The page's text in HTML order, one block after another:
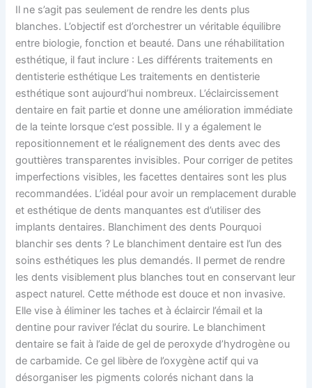
Il ne s’agit pas seulement de rendre les dents plus
blanches. L’objectif est d’orchestrer un véritable équilibre
entre biologie, fonction et beauté. Dans une réhabilitation
esthétique, il faut inclure : Les différents traitements en
dentisterie esthétique Les traitements en dentisterie
esthétique sont aujourd’hui nombreux. L’éclaircissement
dentaire en fait partie et donne une amélioration immédiate
de la teinte lorsque c’est possible. Il y a également le
repositionnement et le réalignement des dents avec des
gouttières transparentes invisibles. Pour corriger de petites
imperfections visibles, les facettes dentaires sont les plus
recommandées. L’idéal pour avoir un remplacement durable
et esthétique de dents manquantes est d’utiliser des
implants dentaires. Blanchiment des dents Pourquoi
blanchir ses dents ? Le blanchiment dentaire est l’un des
soins esthétiques les plus demandés. Il permet de rendre
les dents visiblement plus blanches tout en conservant leur
aspect naturel. Cette méthode est douce et non invasive.
Elle vise à éliminer les taches et à éclaircir l’émail et la
dentine pour raviver l’éclat du sourire. Le blanchiment
dentaire se fait à l’aide de gel de peroxyde d’hydrogène ou
de carbamide. Ce gel libère de l’oxygène actif qui va
désorganiser les pigments colorés nichant dans la